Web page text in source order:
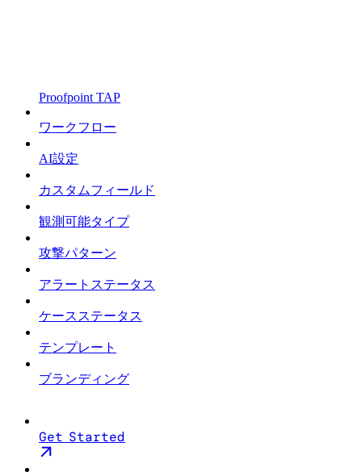
Proofpoint TAP
ワークフロー
AI設定
カスタムフィールド
観測可能タイプ
攻撃パターン
アラートステータス
ケースステータス
テンプレート
ブランディング
Get Started